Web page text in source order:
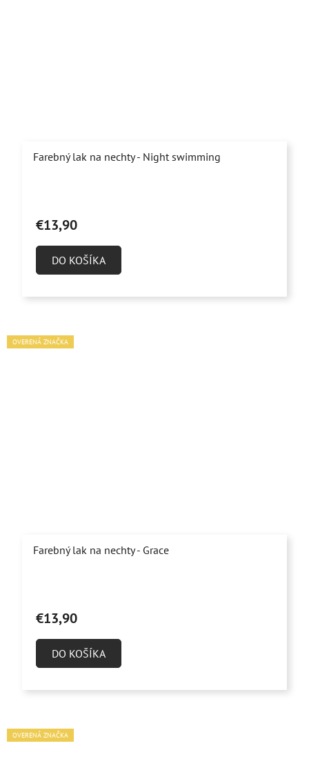
Farebný lak na nechty - Night swimming
€13,90
DO KOŠÍKA
OVERENÁ ZNAČKA
Farebný lak na nechty - Grace
€13,90
DO KOŠÍKA
OVERENÁ ZNAČKA